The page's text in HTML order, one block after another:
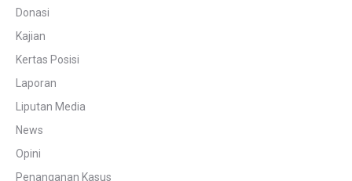
Donasi
Kajian
Kertas Posisi
Laporan
Liputan Media
News
Opini
Penanganan Kasus